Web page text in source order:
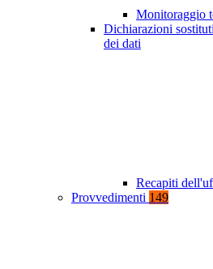
Monitoraggio
Dichiarazioni
dei dati
Recapiti
Provvedimenti 149